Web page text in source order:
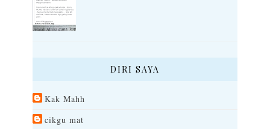
DIRI SAYA
Kak Mahh
cikgu mat